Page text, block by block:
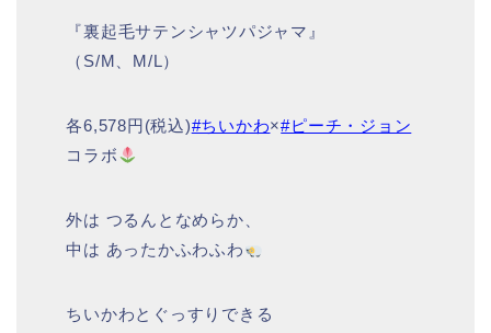
『裏起毛サテンシャツパジャマ』
（S/M、M/L）
各6,578円(税込)#ちいかわ×#ピーチ・ジョン
コラボ
外は つるんとなめらか、
中は あったかふわふわ
ちいかわとぐっすりできる